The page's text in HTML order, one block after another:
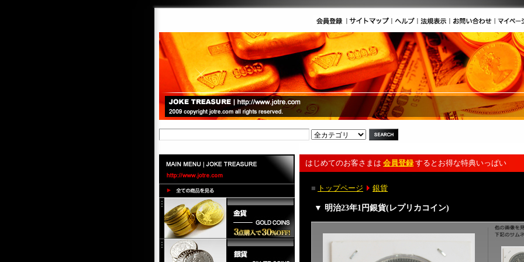
■ トップページ 銀貨
はじめてのお客さまは 会員登録 するとお得な特典いっぱい
▼ 明治23年1円銀貨(レプリカコイン)